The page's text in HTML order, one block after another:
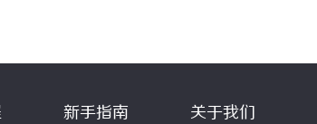
新手指南 关于我们